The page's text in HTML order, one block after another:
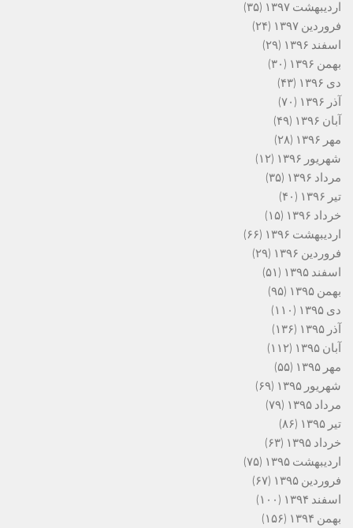
اردیبهشت ۱۳۹۷
(۳۵)
فروردین ۱۳۹۷
(۲۴)
اسفند ۱۳۹۶
(۲۹)
بهمن ۱۳۹۶
(۳۰)
دی ۱۳۹۶
(۴۳)
آذر ۱۳۹۶
(۷۰)
آبان ۱۳۹۶
(۴۹)
مهر ۱۳۹۶
(۲۸)
شهریور ۱۳۹۶
(۱۲)
مرداد ۱۳۹۶
(۳۵)
تیر ۱۳۹۶
(۴۰)
خرداد ۱۳۹۶
(۱۵)
اردیبهشت ۱۳۹۶
(۶۶)
فروردین ۱۳۹۶
(۲۹)
اسفند ۱۳۹۵
(۵۱)
بهمن ۱۳۹۵
(۹۵)
دی ۱۳۹۵
(۱۱۰)
آذر ۱۳۹۵
(۱۳۶)
آبان ۱۳۹۵
(۱۱۲)
مهر ۱۳۹۵
(۵۵)
شهریور ۱۳۹۵
(۶۹)
مرداد ۱۳۹۵
(۷۹)
تیر ۱۳۹۵
(۸۶)
خرداد ۱۳۹۵
(۶۳)
اردیبهشت ۱۳۹۵
(۷۵)
فروردین ۱۳۹۵
(۶۷)
اسفند ۱۳۹۴
(۱۰۰)
بهمن ۱۳۹۴
(۱۵۶)